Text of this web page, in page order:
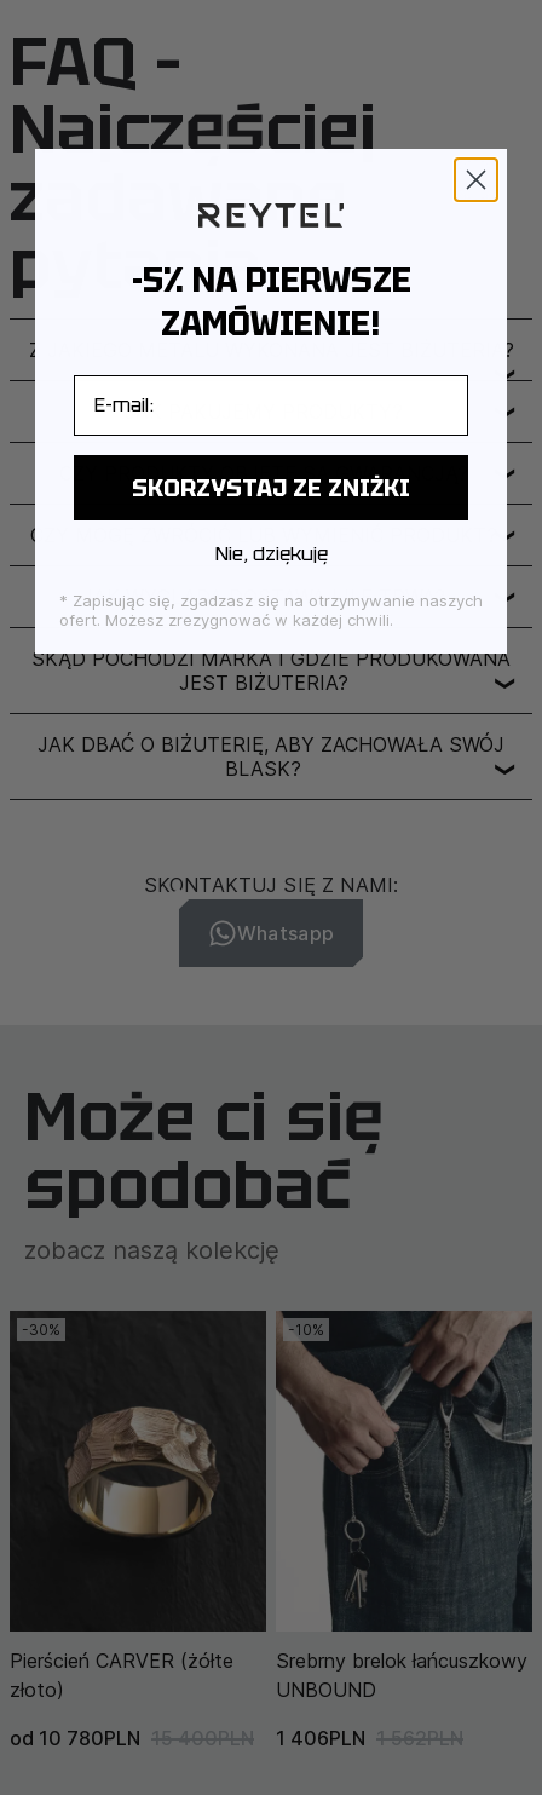
FAQ –
Najczęściej
zadawane
pytania
Z JAKIEGO METALU WYKONANA JEST BIŻUTERIA?
❯
JAK PAKUJEMY PRODUKTY? ❯
CZY PRODUKTY OBJĘTE SĄ GWARANCJĄ? ❯
CZY MOGĘ ZWRÓCIĆ LUB WYMIENIĆ PRODUKT? ❯
JAK WYGLĄDA DOSTAWA I ILE TRWA? ❯
SKĄD POCHODZI MARKA I GDZIE PRODUKOWANA
JEST BIŻUTERIA?
❯
JAK DBAĆ O BIŻUTERIĘ, ABY ZACHOWAŁA SWÓJ
BLASK?
❯
SKONTAKTUJ SIĘ Z NAMI:
Whatsapp
Może ci się
spodobać
zobacz naszą kolekcję
-30%
Pierścień CARVER (żółte
złoto)
od 10 780PLN 15 400PLN
-10%
Srebrny brelok łańcuszkowy
UNBOUND
1 406PLN 1 562PLN
-5% NA PIERWSZE
ZAMÓWIENIE!
SKORZYSTAJ ZE ZNIŻKI
Nie, dziękuję
* Zapisując się, zgadzasz się na otrzymywanie naszych
ofert. Możesz zrezygnować w każdej chwili.